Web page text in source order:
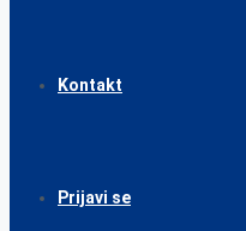
Kontakt
Prijavi se